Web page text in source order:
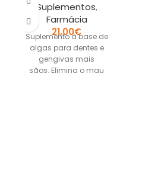
Suplementos,
Farmácia
21,00€
Suplemento à base de
algas para dentes e
gengivas mais
sãos. Elimina o mau